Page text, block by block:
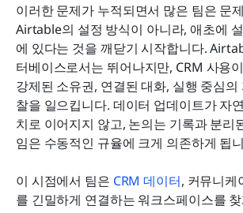
이러한 문제가 누적되면서 많은 팀은 문
Airtable의 설정 방식이 아니라, 애초에
에 있다는 것을 깨닫기 시작합니다.
터베이스로서는 뛰어나지만, CRM 사용
강제된 소유권, 연결된 대화, 실행 중심
찰을 일으킵니다. 데이터 업데이트가 자
치로 이어지지 않고, 논의는 기록과 분리
임은 수동적인 규율에 크게 의존하게 됩
이 시점에서 팀은 CRM 데이터, 커뮤니케
를 긴밀하게 연결하는 워크스페이스를